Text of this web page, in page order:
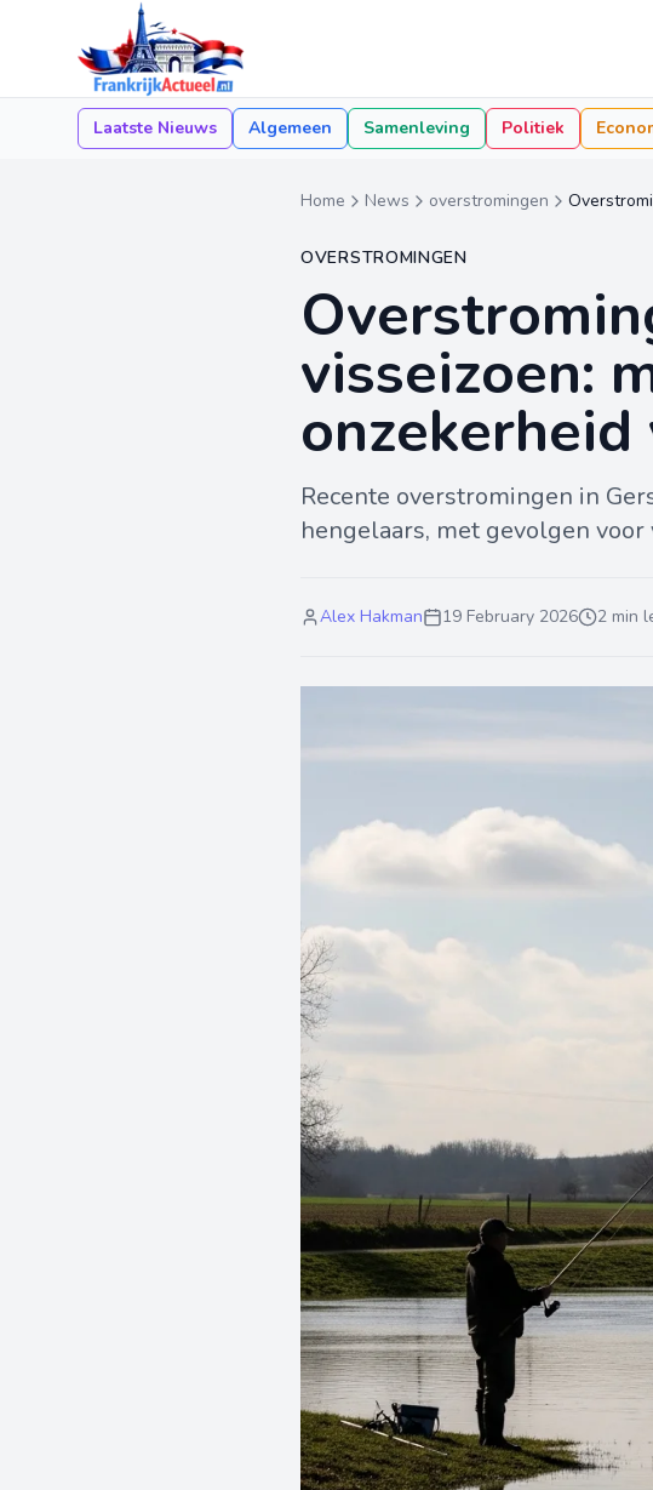
Laatste Nieuws Algemeen Samenleving Politiek
Home News overstromingen
OVERSTROMINGEN
visseizoen:
Recente overstromingen in
hengelaars, met gevolgen
Alex Hakman 19 February 2026 2 min